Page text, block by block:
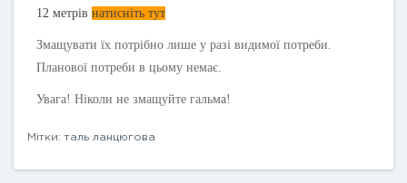
12 метрів натисніть тут
Змащувати їх потрібно лише у разі видимої потреби.
Планової потреби в цьому немає.
Увага! Ніколи не змащуйте гальма!
Мітки:таль ланцюгова